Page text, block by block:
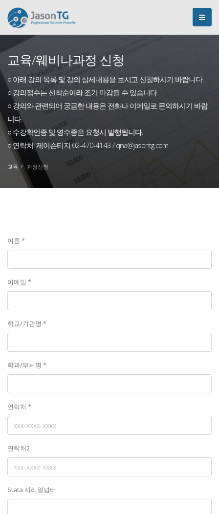
교육/웨비나과정 신청
○ 아래 강의 목록 및 강의 상세내용을 보시고 신청하시기 바랍니다.
○ 강의접수는 선착순이라 조기 마감될 수 있습니다.
○ 강의와 관련되어 궁금한 내용은 전화나 이메일로 문의하시기 바랍
니다.
○ 수강확인증 및 영수증은 요청시 발행됩니다.
○ 연락처: 제이슨티지 02-470-4143 / qna@jasontg.com
교육 과정신청
이름 *
이메일 *
학교/기관명 *
학과/부서명 *
연락처 *
연락처2
Stata 시리얼넘버